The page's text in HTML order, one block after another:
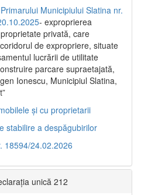
Municipiului Slatina nr.
- exproprierea
privată, care
de expropriere, situate
lucrării de utilitate
parcare supraetajată,
Ionescu, Municipiul Slatina,
și cu proprietarii
stabilire a despăgubirilor
18594/24.02.2026
unică 212